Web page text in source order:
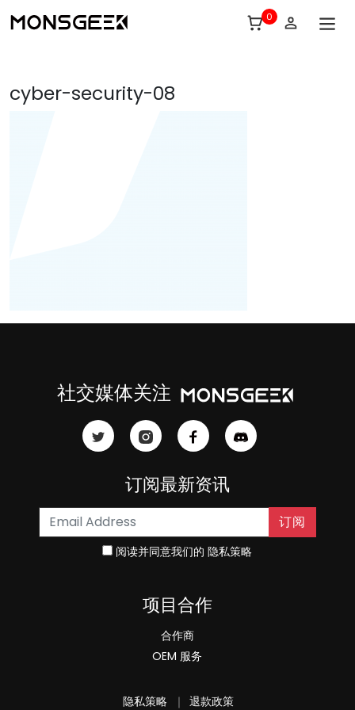
0
cyber-security-08
社交媒体关注
订阅最新资讯
订阅
阅读并同意我们的隐私策略
项目合作
合作商
OEM 服务
隐私策略 ｜ 退款政策